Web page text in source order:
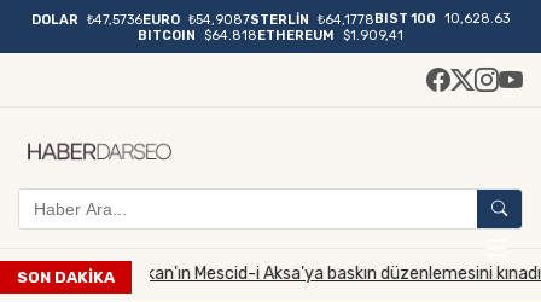
DOLAR ₺47,5736EURO ₺54,9087STERLİN ₺64,1778BIST 100
10,628.63
BITCOIN
$64.818ETHEREUM $1.909,41
SON DAKİKA
İsrailli Bakan'ın Mescid-i Aksa'ya baskın düzenlemesini kınadı